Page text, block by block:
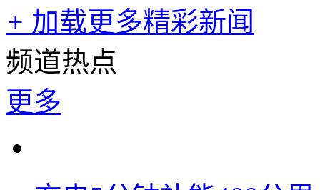
+ 加载更多精彩新闻
频道热点
更多